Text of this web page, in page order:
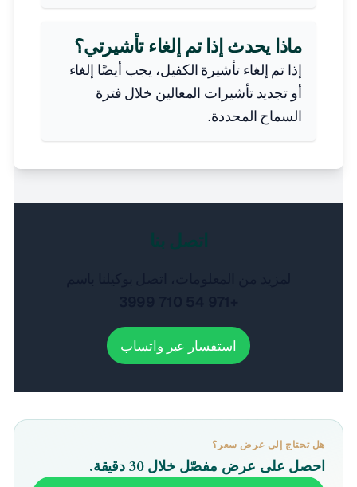
ماذا يحدث إذا تم إلغاء تأشيرتي؟
إذا تم إلغاء تأشيرة الكفيل، يجب أيضًا إلغاء
أو تجديد تأشيرات المعالين خلال فترة
السماح المحددة.
اتصل بنا
استفسار عبر واتساب
هل تحتاج إلى عرض سعر؟
احصل على عرض مفصّل خلال 30 دقيقة.